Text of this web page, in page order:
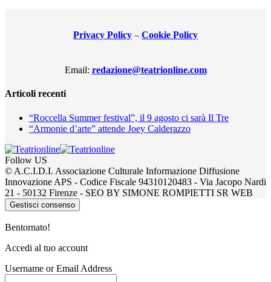
Privacy Policy – Cookie Policy
Email: redazione@teatrionline.com
Articoli recenti
“Roccella Summer festival”, il 9 agosto ci sarà Il Tre
“Armonie d’arte” attende Joey Calderazzo
Follow US
© A.C.I.D.I. Associazione Culturale Informazione Diffusione
Innovazione APS - Codice Fiscale 94310120483 - Via Jacopo Nardi
21 - 50132 Firenze - SEO BY SIMONE ROMPIETTI SR WEB
Gestisci consenso
Bentornato!
Accedi al tuo account
Username or Email Address